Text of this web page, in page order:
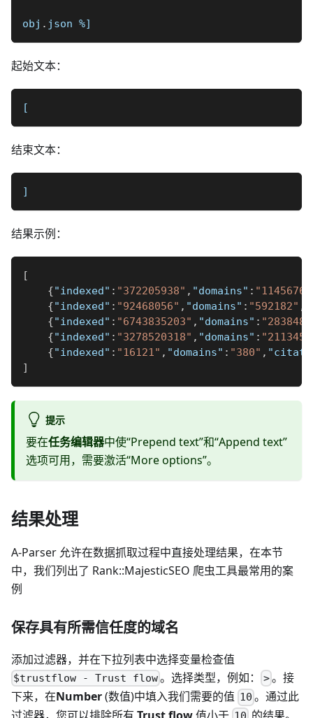
obj . json %]
起始文本：
[
结束文本：
]
结果示例：
[
{"indexed" : "372205938" , "domains" : "1145676"
{"indexed" : "92468056" , "domains" : "592182" ,
{"indexed" : "6743835203" , "domains" :
{"indexed" : "3278520318" , "domains" :
{"indexed" : "16121" , "domains" : "380" ,
]
提示
要在任务编辑器中使“Prepend text”和“Append text”
选项可用，需要激活“More options”。
结果处理
A-Parser 允许在数据抓取过程中直接处理结果，在本节
中，我们列出了 Rank::MajesticSEO 爬虫工具最常用的案
例
保存具有所需信任度的域名
添加过滤器，并在下拉列表中选择变量检查值
$trustflow - Trust flow。选择类型，例如： >。接
下来，在Number(数值)中填入我们需要的值 10 。通过此